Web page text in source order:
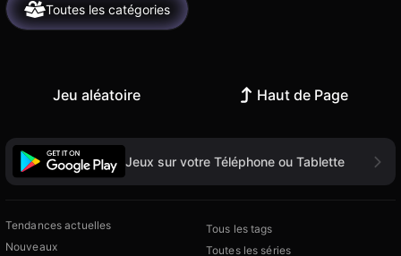
Toutes les catégories
Jeu aléatoire Haut de Page
Jeux sur votre Téléphone ou Tablette
Tendances actuelles
Nouveaux
Tous les tags
Toutes les séries